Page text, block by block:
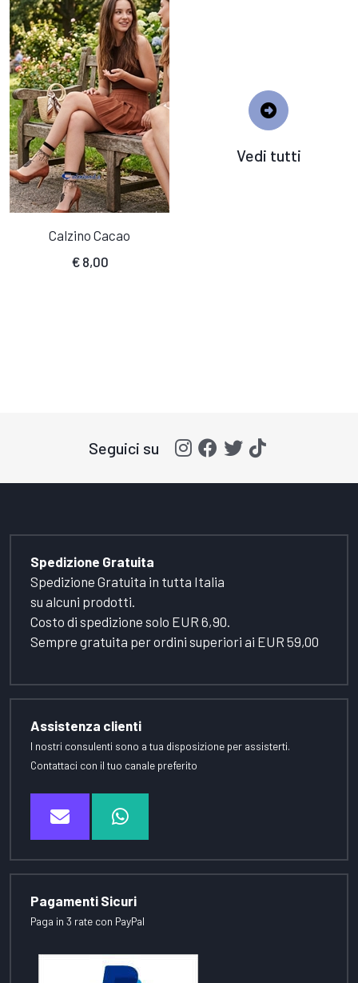
Calzino Cacao
€8,00
Vedi tutti
Seguici su
Spedizione Gratuita
Spedizione Gratuita in tutta Italia
su alcuni prodotti.
Costo di spedizione solo EUR 6,90.
Sempre gratuita per ordini superiori ai EUR 59,00
Assistenza clienti
I nostri consulenti sono a tua disposizione per assisterti.
Contattaci con il tuo canale preferito
Pagamenti Sicuri
Paga in 3 rate con PayPal